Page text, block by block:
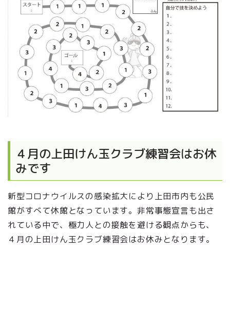
４月の上田けん玉クラブ練習会はお休
みです
新型コロナウイルスの感染拡大により上田市内も公民
館がすべて休館となっています。非常事態宣言も出さ
れている中で、極力人との接触を避ける観点からも、
４月の上田けん玉クラブ練習会はお休みとなります。